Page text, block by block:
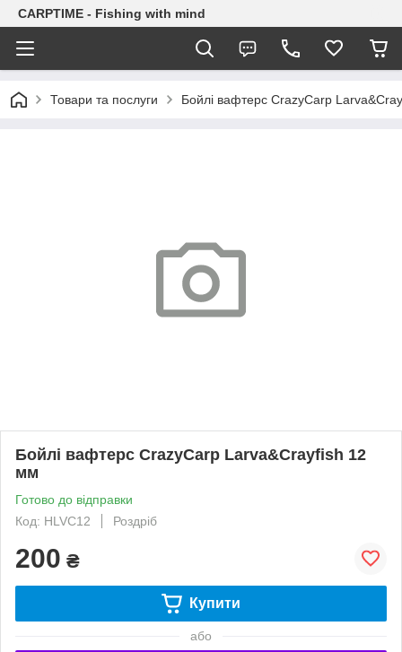
CARPTIME - Fishing with mind
Товари та послуги Бойлі вафтерс CrazyCarp
Бойлі вафтерс CrazyCarp Larva&Crayfish 12
мм
Готово до відправки
Код: HLVC12
Роздріб
200 ₴
Купити
або